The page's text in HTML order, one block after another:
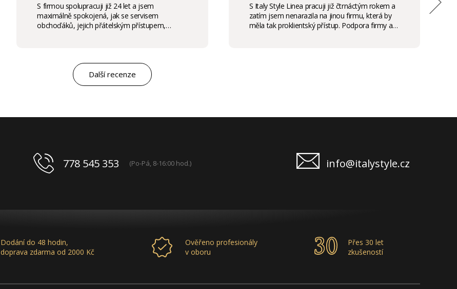
S firmou spolupracuji již 24 let a jsem
maximálně spokojená, jak se servisem
obchoďáků, jejich přátelským přístupem,
marketingovým servisem. Pro mě je to po těch
letech „druhá rodina“. Myslím, že ty roky
spolupráce mluví za vše.
S Italy Style Linea pracuji již čtrnáctým rokem a
zatím jsem nenarazila na jinou firmu, která by
měla tak proklientský přístup. Podpora firmy a
Další recenze
778 545 353 (Po-Pá, 8-16:00 hod.) info@italystyle.cz
Dodání do 48 hodin,
doprava zdarma od 2000 Kč
Ověřeno profesionály
v oboru
Přes 30 let
zkušeností